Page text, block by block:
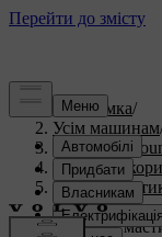
Підтримка/
Усім машинам
S60 Cross
Посібник
Двигун/
Моторне